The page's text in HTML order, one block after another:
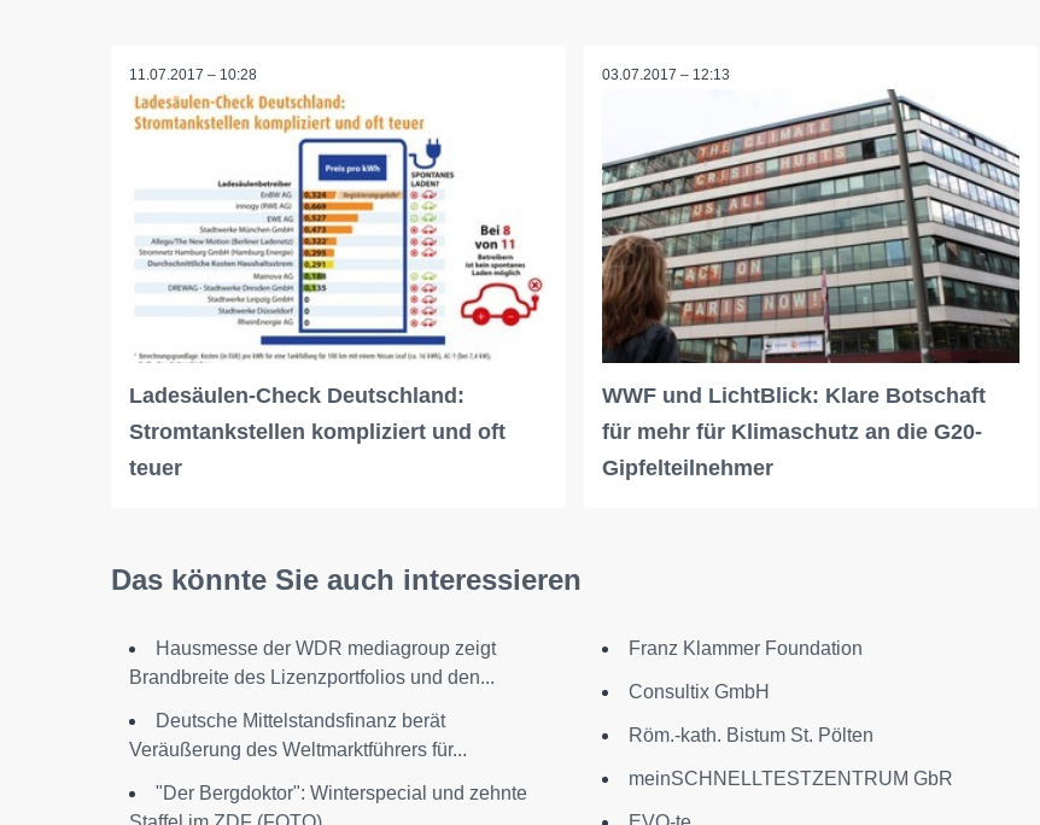
11.07.2017 – 10:28
Ladesäulen-Check Deutschland:
Stromtankstellen kompliziert und oft
teuer
03.07.2017 – 12:13
WWF und LichtBlick: Klare Botschaft
für mehr für Klimaschutz an die G20-
Gipfelteilnehmer
Das könnte Sie auch interessieren
Hausmesse der WDR mediagroup zeigt
Brandbreite des Lizenzportfolios und den...
Deutsche Mittelstandsfinanz berät
Veräußerung des Weltmarktführers für...
"Der Bergdoktor": Winterspecial und zehnte
Franz Klammer Foundation
Consultix GmbH
Röm.-kath. Bistum St. Pölten
meinSCHNELLTESTZENTRUM GbR